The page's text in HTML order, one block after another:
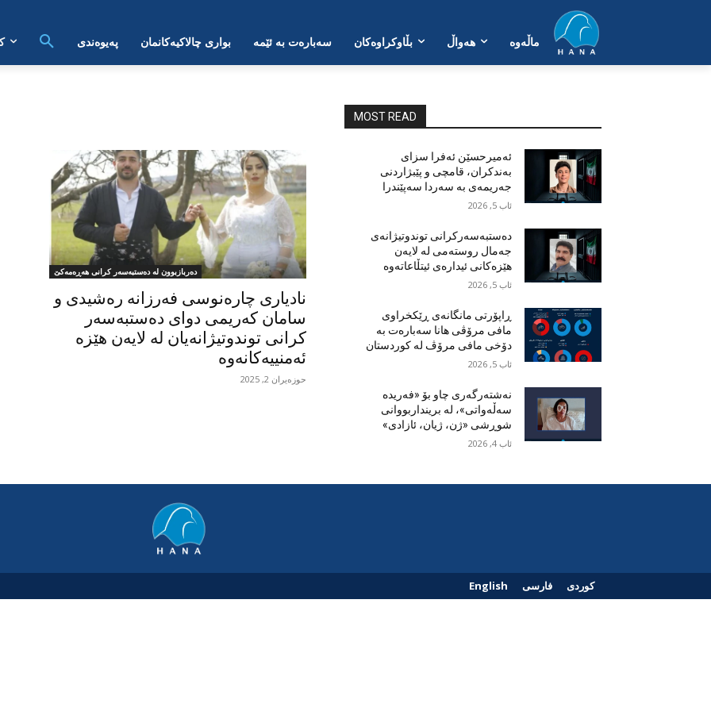
ماڵەوە هەواڵ بڵاوکراوەکان سەبارەت بە ئێمە بواری چالاکیەکانمان پەیوەندی
دەربازبوون لە دەستبەسەر کرانی هەڕەمەکێ
نادیاری چارەنوسی فەرزانە رەشیدی و
سامان کەریمی دوای دەستبەسەر
کرانی توندوتیژانەیان لە لایەن هێزە
ئەمنییەکانەوە
حوزه‌یران 2, 2025
MOST READ
ئەمیرحسێن ئەفرا سزای
بەندکران، قامچی و پێبژاردنی
جەریمەی بە سەردا سەپێندرا
ئاب 5, 2026
دەستبەسەرکرانی توندوتیژانەی
جەمال روستەمی لە لایەن
هێزەکانی ئیدارەی ئیتڵاعاتەوە
ئاب 5, 2026
ڕاپۆرتی مانگانەی ڕێکخراوی
مافی مرۆڤی هانا سەبارەت بە
دۆخی مافی مرۆڤ لە کوردستان
ئاب 5, 2026
نەشتەرگەری چاو بۆ «فەریدە
سەڵەواتی»، لە برینداربووانی
شوڕشی «ژن، ژیان، ئازادی»
ئاب 4, 2026
English فارسی کوردی